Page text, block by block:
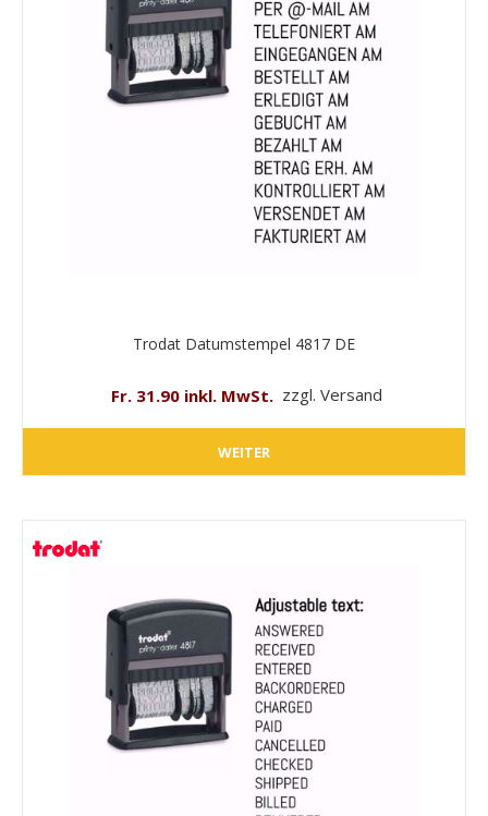
Trodat Datumstempel 4817 DE
Fr. 31.90 inkl. MwSt. zzgl. Versand
WEITER